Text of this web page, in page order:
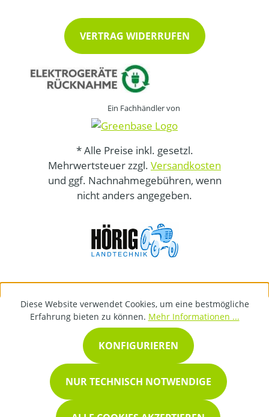
VERTRAG WIDERRUFEN
Ein Fachhändler von
* Alle Preise inkl. gesetzl.
Mehrwertsteuer zzgl. Versandkosten
und ggf. Nachnahmegebühren, wenn
nicht anders angegeben.
Diese Website verwendet Cookies, um eine bestmögliche
Erfahrung bieten zu können. Mehr Informationen ...
NUR TECHNISCH NOTWENDIGE
KONFIGURIEREN